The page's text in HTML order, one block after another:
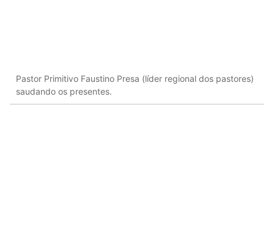
Pastor Primitivo Faustino Presa (líder regional dos pastores)
saudando os presentes.